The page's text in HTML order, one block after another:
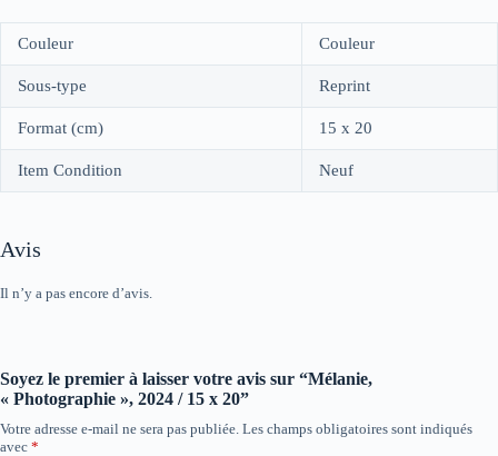
Couleur Couleur
Sous-type Reprint
Format (cm) 15 x 20
Item Condition Neuf
Avis
Il n’y a pas encore d’avis.
Soyez le premier à laisser votre avis sur “Mélanie,
« Photographie », 2024 / 15 x 20”
Votre adresse e-mail ne sera pas publiée. Les champs obligatoires sont indiqués
avec *